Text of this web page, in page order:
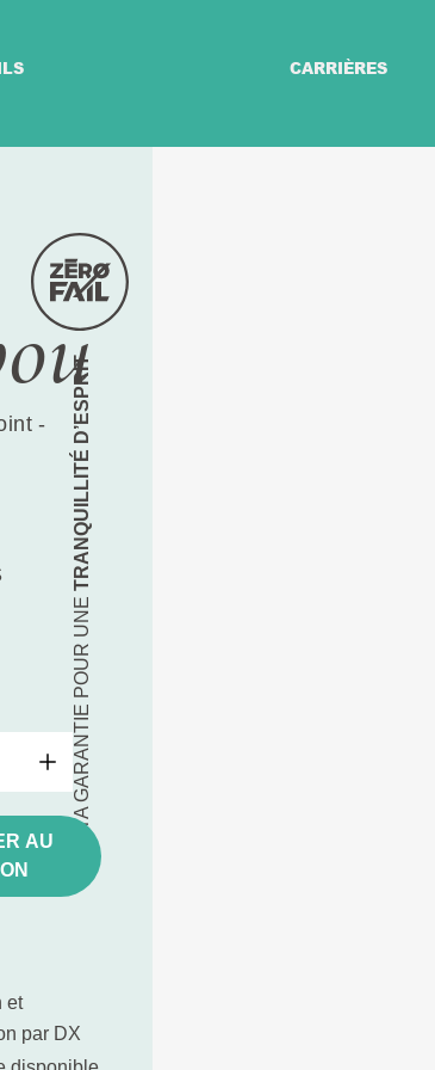
CARRIÈRES
TA GARANTIE POUR UNE
TRANQUILLITÉ D’ESPRIT
-
AU
et
par DX